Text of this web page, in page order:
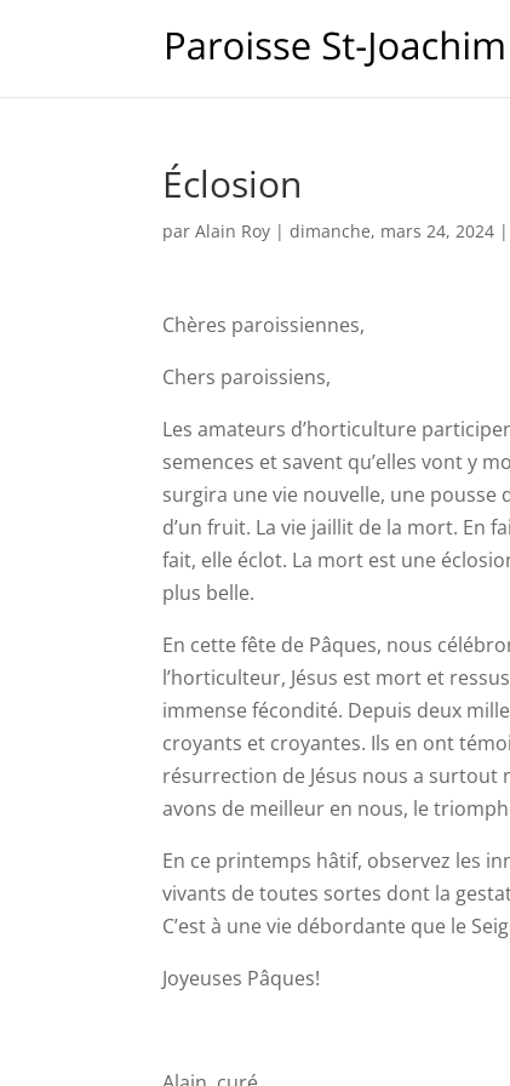
Éclosion
parAlain Roy |dimanche, mars 24, 2024 |
Chères paroissiennes,
Chers paroissiens,
Les amateurs d’horticulture
semences et savent qu’elles vont y
surgira une vie nouvelle, une pousse
d’un fruit. La vie jaillit de la mort. En
fait, elle éclot. La mort est une
plus belle.
En cette fête de Pâques, nous
l’horticulteur, Jésus est mort et
immense fécondité. Depuis deux
croyants et croyantes. Ils en ont
résurrection de Jésus nous a
avons de meilleur en nous, le
En ce printemps hâtif, observez les
vivants de toutes sortes dont la
C’est à une vie débordante que le
Joyeuses Pâques!